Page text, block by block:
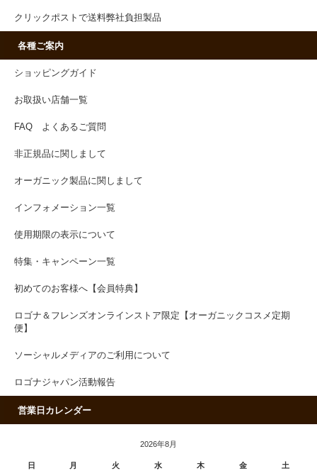
クリックポストで送料弊社負担製品
各種ご案内
ショッピングガイド
お取扱い店舗一覧
FAQ よくあるご質問
非正規品に関しまして
オーガニック製品に関しまして
インフォメーション一覧
使用期限の表示について
特集・キャンペーン一覧
初めてのお客様へ【会員特典】
ロゴナ＆フレンズオンラインストア限定【オーガニックコスメ定期
便】
ソーシャルメディアのご利用について
ロゴナジャパン活動報告
営業日カレンダー
2026年8月
日 月 火 水 木 金 土